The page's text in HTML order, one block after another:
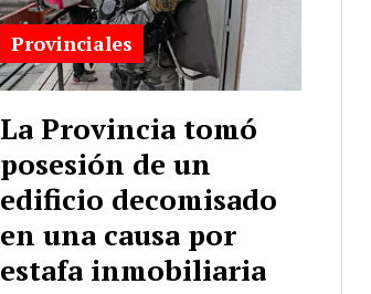
La Provincia tomó
posesión de un
edificio decomisado
en una causa por
estafa inmobiliaria
Provinciales